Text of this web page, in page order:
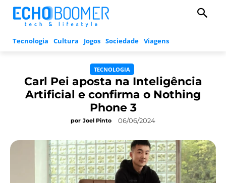
Tecnologia Cultura Jogos Sociedade Viagens
TECNOLOGIA
Carl Pei aposta na Inteligência
Artificial e confirma o Nothing
Phone 3
por Joel Pinto 06/06/2024